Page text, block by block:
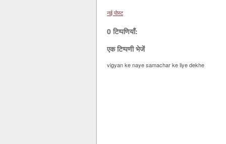
नई पोस्ट
0 टिप्पणियाँ:
एक टिप्पणी भेजें
vigyan ke naye samachar ke liye dekhe